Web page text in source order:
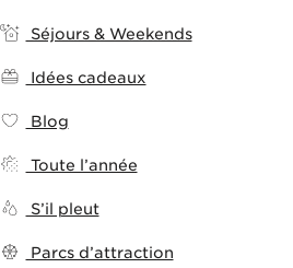
Séjours & Weekends
Idées cadeaux
Blog
Toute l’année
S’il pleut
Parcs d’attraction